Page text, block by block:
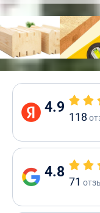
4.9
118
4.8
71